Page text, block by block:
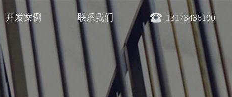
13173436190
开发案例 联系我们